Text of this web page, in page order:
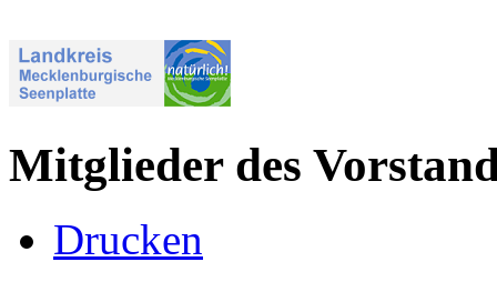
Mitglieder des
Drucken